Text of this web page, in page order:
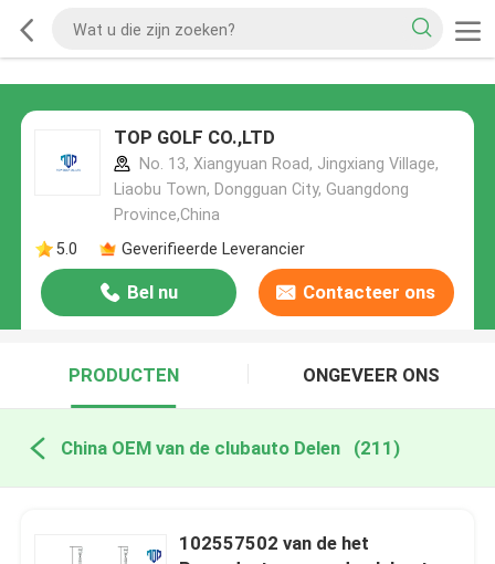
TOP GOLF CO.,LTD
No. 13, Xiangyuan Road, Jingxiang Village,
Liaobu Town, Dongguan City, Guangdong
Province,China
5.0
Geverifieerde Leverancier
Bel nu Contacteer ons
PRODUCTEN ONGEVEER ONS
China OEM van de clubauto Delen (211)
102557502 van de het